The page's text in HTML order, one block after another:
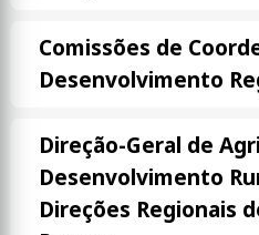
Comissões de
Desenvolvimento
Direção-Geral de
Desenvolvimento
Direções Regionais